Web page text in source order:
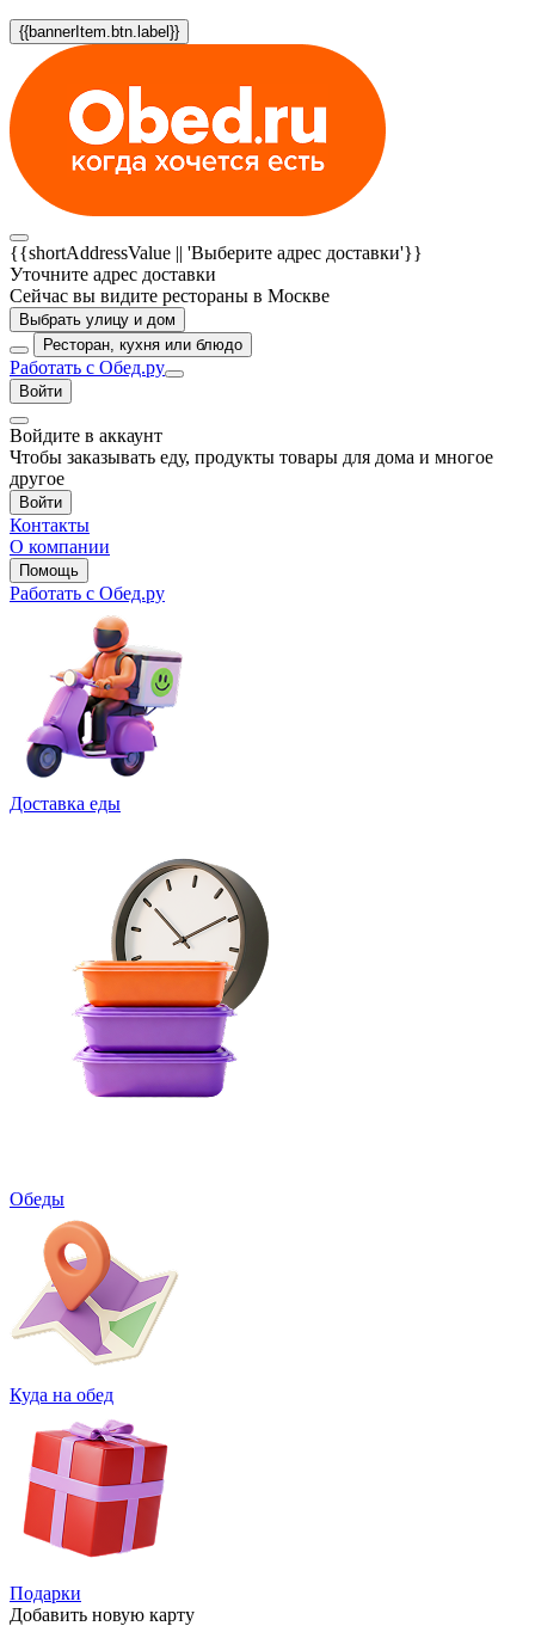
{{bannerItem.btn.label}}
{{shortAddressValue || 'Выберите адрес доставки'}}
Уточните адрес доставки
Сейчас вы видите рестораны в Москве
Выбрать улицу и дом
Ресторан, кухня или блюдо
Работать с Обед.ру
Войти
Войдите в аккаунт
Чтобы заказывать еду, продукты товары для дома и многое
другое
Войти
Контакты
О компании
Помощь
Работать с Обед.ру
Доставка еды
Обеды
Куда на обед
Подарки
Добавить новую карту